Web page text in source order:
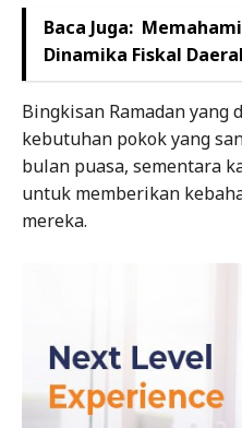
Baca Juga: Memahami
Dinamika Fiskal
Bingkisan Ramadan
kebutuhan pokok yang
bulan puasa, sementara
untuk memberikan
mereka.